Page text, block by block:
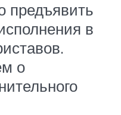
предъявить
в
о